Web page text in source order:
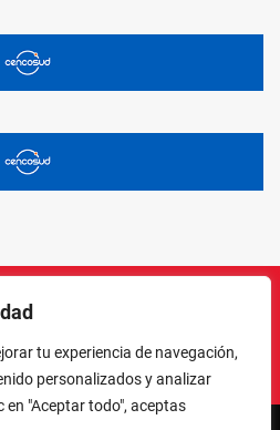
tu experiencia de navegación,
personalizados y analizar
"Aceptar todo", aceptas